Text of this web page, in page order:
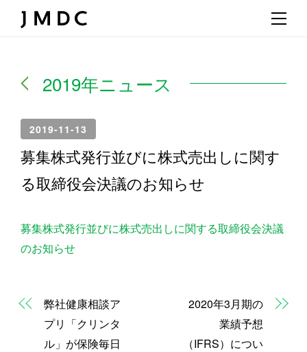
2019年ニュース
2019-11-13
募集株式発行並びに株式売出しに関す
る取締役会決議のお知らせ
募集株式発行並びに株式売出しに関する取締役会決議
のお知らせ
弊社健康相談ア
プリ「クリンタ
ル」が保険毎日
2020年3月期の
業績予想
（IFRS）につい